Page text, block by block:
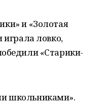
и «Золотая
ловко,
«Старики-
школьниками».